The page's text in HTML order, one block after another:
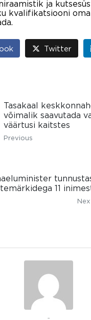
ja
kvalifikatsiooni
Twitter
Tasakaal
võimalik saavutada
väärtusi kaitstes
Previous
11